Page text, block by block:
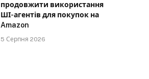
продовжити використання
ШІ-агентів для покупок на
Amazon
5 Серпня 2026